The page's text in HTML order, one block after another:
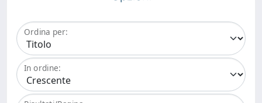
Ordina per:
In ordine: